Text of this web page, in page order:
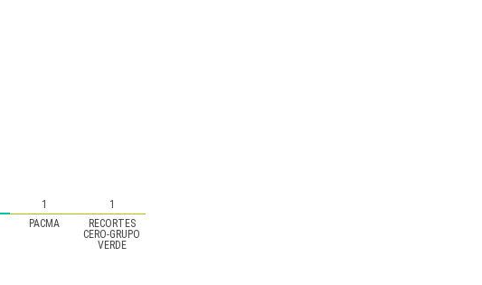
PACMA
RECORTES
CERO-GRUPO
VERDE
1 1